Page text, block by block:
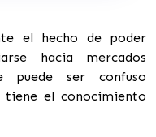
el hecho de poder
hacia mercados
puede ser confuso
el conocimiento